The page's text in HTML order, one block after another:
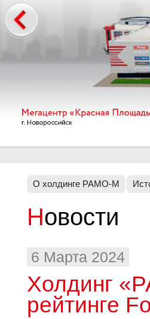
О холдинге РАМО-М
Новости
6 Марта 2024
Холдинг
рейтинге